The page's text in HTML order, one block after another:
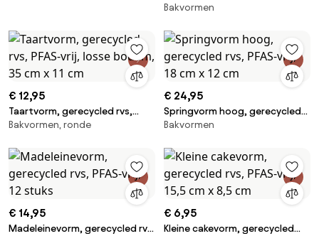
rvs, PFAS-vrij, 20 x 20 cm
Bakvormen
€ 12,95
Taartvorm, gerecycled rvs,
PFAS-vrij, losse bodem, 35 cm x
Bakvormen, ronde
€ 24,95
Springvorm hoog, gerecycled
rvs, PFAS-vrij, 18 cm x 12 cm
Bakvormen
€ 14,95
Madeleinevorm, gerecycled rvs,
€ 6,95
Kleine cakevorm, gerecycled